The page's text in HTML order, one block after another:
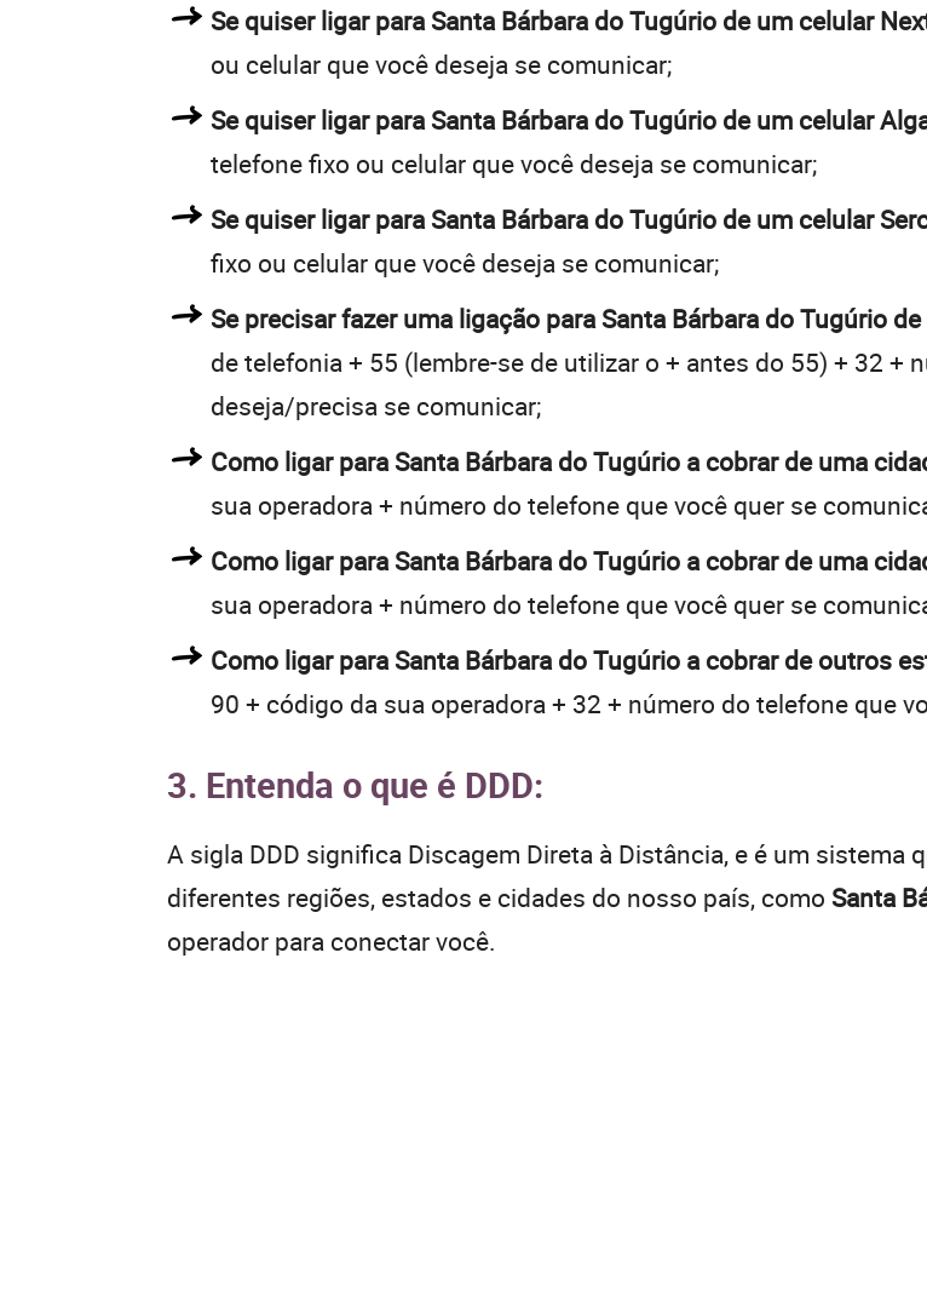
Se quiser ligar para Santa Bárbara do Tugúrio de um celular
ou celular que você deseja se comunicar;
Se quiser ligar para Santa Bárbara do Tugúrio de um celular
telefone fixo ou celular que você deseja se comunicar;
Se quiser ligar para Santa Bárbara do Tugúrio de um celular
fixo ou celular que você deseja se comunicar;
Se precisar fazer uma ligação para Santa Bárbara do Tugúrio
de telefonia + 55 (lembre-se de utilizar o + antes do 55) + 32 +
deseja/precisa se comunicar;
Como ligar para Santa Bárbara do Tugúrio a cobrar de uma
sua operadora + número do telefone que você quer se
Como ligar para Santa Bárbara do Tugúrio a cobrar de uma
sua operadora + número do telefone que você quer se
Como ligar para Santa Bárbara do Tugúrio a cobrar de outros
90 + código da sua operadora + 32 + número do telefone que
3. Entenda o que é DDD:
A sigla DDD significa Discagem Direta à Distância, e é um
diferentes regiões, estados e cidades do nosso país, como Santa
operador para conectar você.